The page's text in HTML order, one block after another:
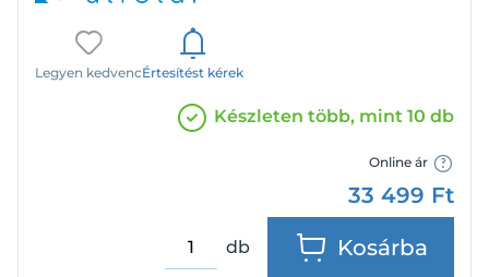
Legyen kedvencÉrtesítést kérek
Készleten több, mint 10 db
Online ár
33 499 Ft
db Kosárba